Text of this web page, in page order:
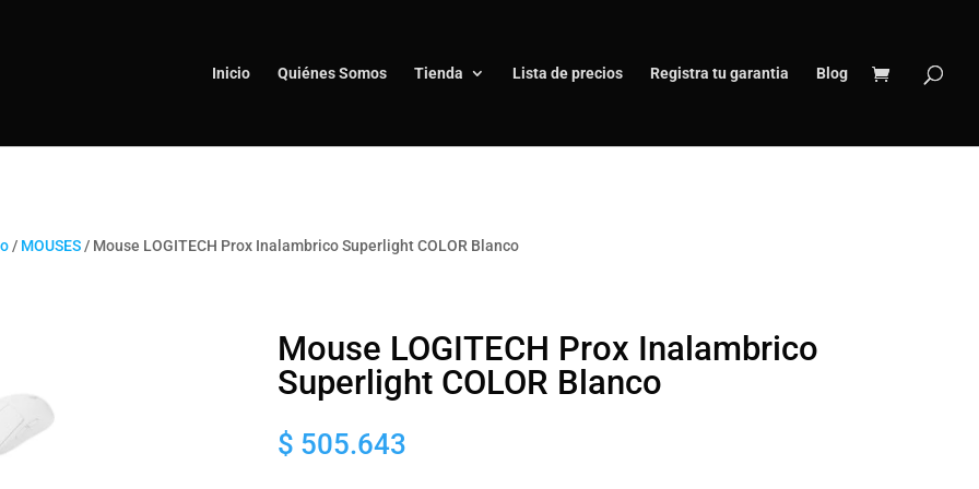
Inicio Quiénes Somos Tienda Lista de precios Registra tu garantia Blog
/ MOUSES / Mouse LOGITECH Prox Inalambrico Superlight COLOR Blanco
Mouse LOGITECH Prox Inalambrico
Superlight COLOR Blanco
$ 505.643